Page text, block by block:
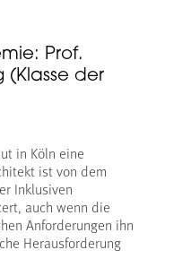
Prof.
(Klasse der
in Köln eine
ist von dem
Inklusiven
auch wenn die
Anforderungen ihn
Herausforderung